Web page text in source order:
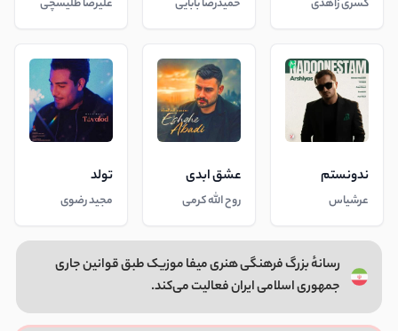
کسری زاهدی حمیدرضا بابایی علیرضا طلیسچی
ندونستم
عرشیاس
عشق ابدی
روح الله کرمی
تولد
مجید رضوی
رسانهٔ بزرگ فرهنگی هنری میفا موزیک طبق قوانین جاری
جمهوری اسلامی ایران فعالیت می‌کند.